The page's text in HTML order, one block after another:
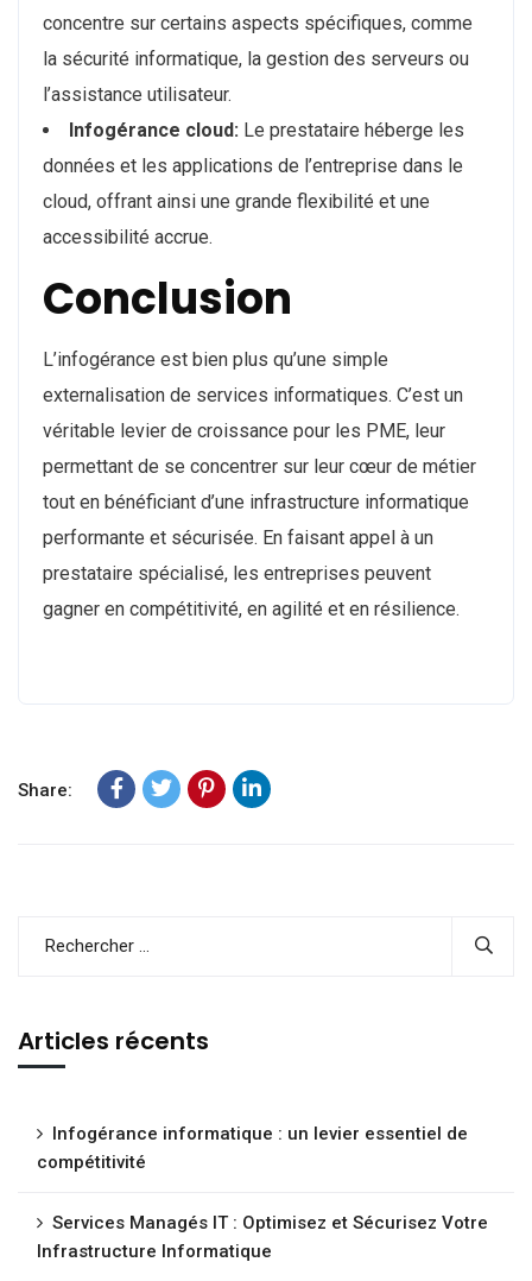
concentre sur certains aspects spécifiques, comme
la sécurité informatique, la gestion des serveurs ou
l’assistance utilisateur.
Infogérance cloud: Le prestataire héberge les
données et les applications de l’entreprise dans le
cloud, offrant ainsi une grande flexibilité et une
accessibilité accrue.
Conclusion
L’infogérance est bien plus qu’une simple
externalisation de services informatiques. C’est un
véritable levier de croissance pour les PME, leur
permettant de se concentrer sur leur cœur de métier
tout en bénéficiant d’une infrastructure informatique
performante et sécurisée. En faisant appel à un
prestataire spécialisé, les entreprises peuvent
gagner en compétitivité, en agilité et en résilience.
Share:
Articles récents
Infogérance informatique : un levier essentiel de
compétitivité
Services Managés IT : Optimisez et Sécurisez Votre
Infrastructure Informatique